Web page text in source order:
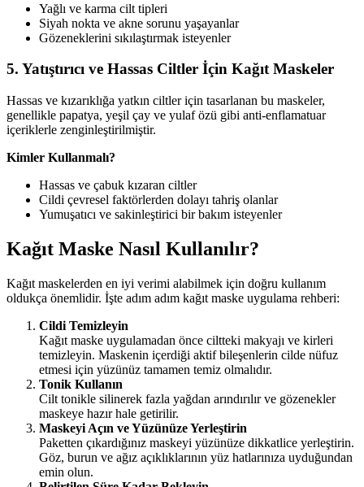
Yağlı ve karma cilt tipleri
Siyah nokta ve akne sorunu yaşayanlar
Gözeneklerini sıkılaştırmak isteyenler
5. Yatıştırıcı ve Hassas Ciltler İçin Kağıt Maskeler
Hassas ve kızarıklığa yatkın ciltler için tasarlanan bu maskeler,
genellikle papatya, yeşil çay ve yulaf özü gibi anti-enflamatuar
içeriklerle zenginleştirilmiştir.
Kimler Kullanmalı?
Hassas ve çabuk kızaran ciltler
Cildi çevresel faktörlerden dolayı tahriş olanlar
Yumuşatıcı ve sakinleştirici bir bakım isteyenler
Kağıt Maske Nasıl Kullanılır?
Kağıt maskelerden en iyi verimi alabilmek için doğru kullanım
oldukça önemlidir. İşte adım adım kağıt maske uygulama rehberi:
Cildi Temizleyin
Kağıt maske uygulamadan önce ciltteki makyajı ve kirleri
temizleyin. Maskenin içerdiği aktif bileşenlerin cilde nüfuz
etmesi için yüzünüz tamamen temiz olmalıdır.
Tonik Kullanın
Cilt tonikle silinerek fazla yağdan arındırılır ve gözenekler
maskeye hazır hale getirilir.
Maskeyi Açın ve Yüzünüze Yerleştirin
Paketten çıkardığınız maskeyi yüzünüze dikkatlice yerleştirin.
Göz, burun ve ağız açıklıklarının yüz hatlarınıza uyduğundan
emin olun.